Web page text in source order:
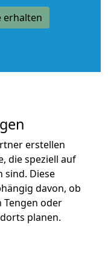
erhalten
erstellen
die speziell auf
sind. Diese
davon, ob
Tengen oder
planen.